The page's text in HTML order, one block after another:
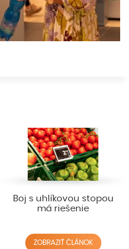
Boj s uhlíkovou stopou
má riešenie
ZOBRAZIŤ ČLÁNOK